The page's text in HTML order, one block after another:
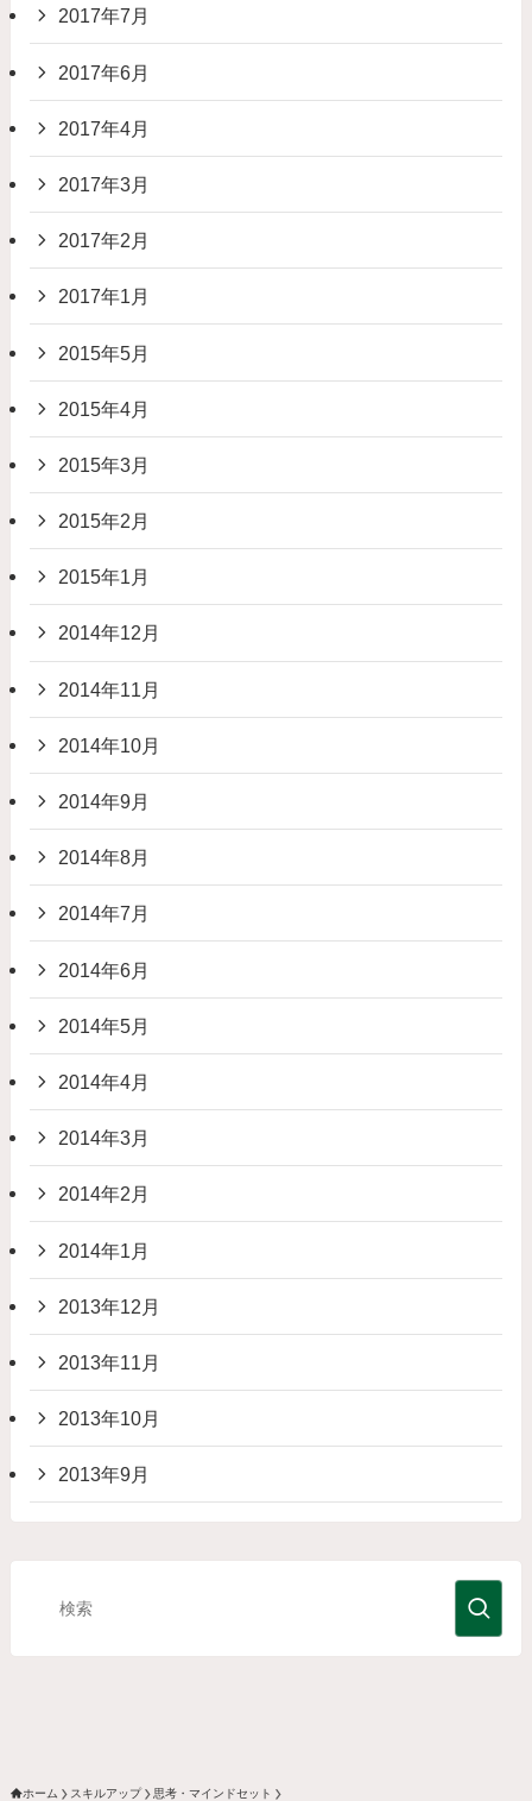
2017年7月
2017年6月
2017年4月
2017年3月
2017年2月
2017年1月
2015年5月
2015年4月
2015年3月
2015年2月
2015年1月
2014年12月
2014年11月
2014年10月
2014年9月
2014年8月
2014年7月
2014年6月
2014年5月
2014年4月
2014年3月
2014年2月
2014年1月
2013年12月
2013年11月
2013年10月
2013年9月
ホーム スキルアップ 思考・マインドセット